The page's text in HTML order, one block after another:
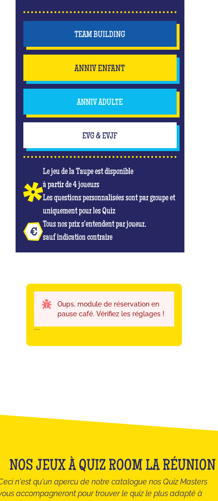
TEAM BUILDING
ANNIV ENFANT
ANNIV ADULTE
EVG & EVJF
Le jeu de la Taupe est disponible
à partir de 4 joueurs
Les questions personnalisées sont par groupe et
uniquement pour les Quiz
Tous nos prix s'entendent par joueur,
sauf indication contraire
Oups, module de réservation en
pause café. Vérifiez les réglages !
```
NOS JEUX À QUIZ ROOM LA RÉUNION
n'est qu'un apercu de notre catalogue nos Quiz Masters
accompagneront pour trouver le quiz le plus adapté à